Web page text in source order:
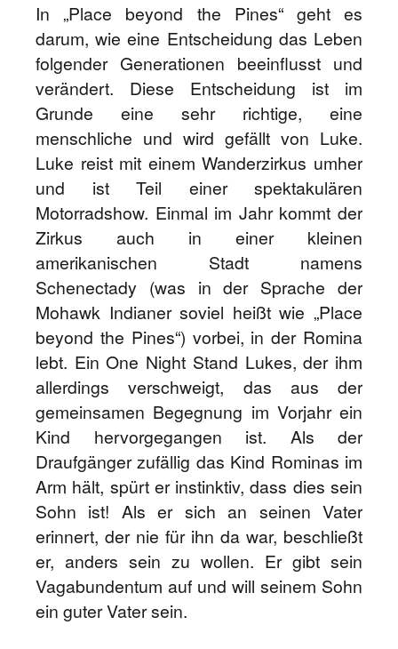
In „Place beyond the Pines“ geht es
darum, wie eine Entscheidung das Leben
folgender Generationen beeinflusst und
verändert. Diese Entscheidung ist im
Grunde eine sehr richtige, eine
menschliche und wird gefällt von Luke.
Luke reist mit einem Wanderzirkus umher
und ist Teil einer spektakulären
Motorradshow. Einmal im Jahr kommt der
Zirkus auch in einer kleinen
amerikanischen Stadt namens
Schenectady (was in der Sprache der
Mohawk Indianer soviel heißt wie „Place
beyond the Pines“) vorbei, in der Romina
lebt. Ein One Night Stand Lukes, der ihm
allerdings verschweigt, das aus der
gemeinsamen Begegnung im Vorjahr ein
Kind hervorgegangen ist. Als der
Draufgänger zufällig das Kind Rominas im
Arm hält, spürt er instinktiv, dass dies sein
Sohn ist! Als er sich an seinen Vater
erinnert, der nie für ihn da war, beschließt
er, anders sein zu wollen. Er gibt sein
Vagabundentum auf und will seinem Sohn
ein guter Vater sein.